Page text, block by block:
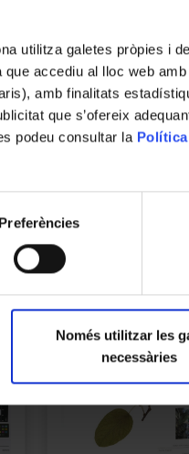
utilitza galetes pròpies i
accediu al lloc web
amb finalitats
que s’ofereix
podeu consultar la
Preferències
Només utilitzar les
necessàries
Descripció
Taxonomia:
Clariana del bosc